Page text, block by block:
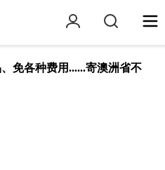
免各种费用......寄澳洲省不